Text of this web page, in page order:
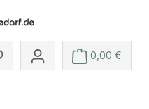
Du hast 0 Produkte auf dem
0,00 €